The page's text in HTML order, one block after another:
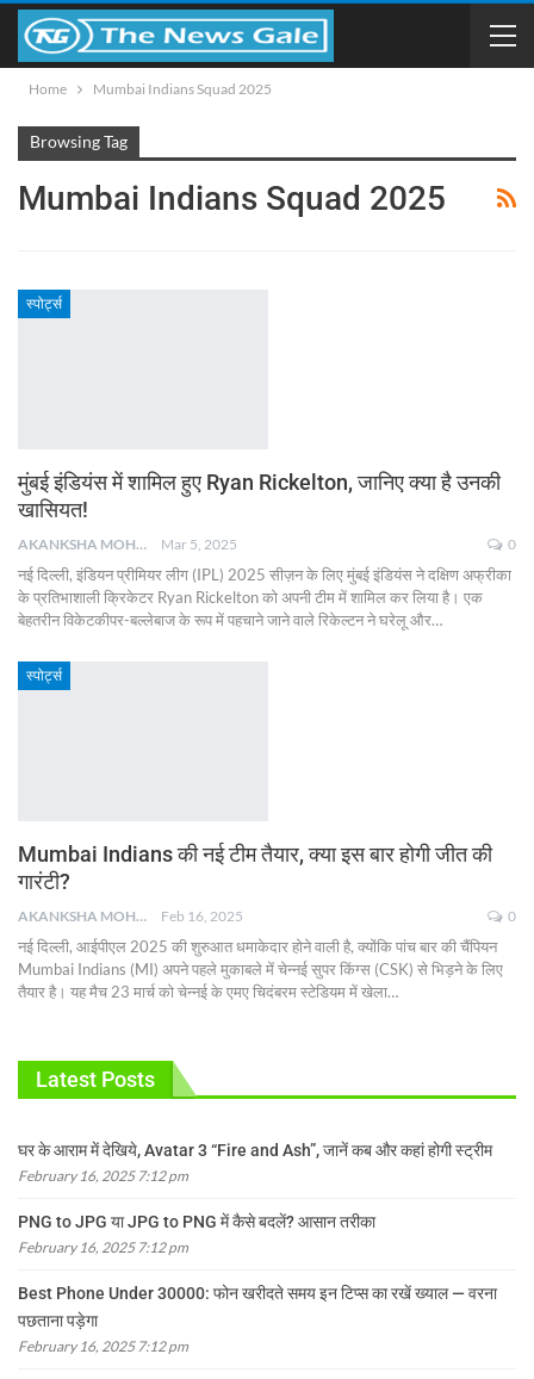
Home Mumbai Indians Squad 2025
Browsing Tag
Mumbai Indians Squad 2025
स्पोर्ट्स
मुंबई इंडियंस में शामिल हुए Ryan Rickelton, जानिए क्या है उनकी
खासियत!
AKANKSHA MOHAN Mar 5, 2025 0
नई दिल्ली, इंडियन प्रीमियर लीग (IPL) 2025 सीज़न के लिए मुंबई इंडियंस ने दक्षिण अफ्रीका
के प्रतिभाशाली क्रिकेटर Ryan Rickelton को अपनी टीम में शामिल कर लिया है। एक
बेहतरीन विकेटकीपर-बल्लेबाज के रूप में पहचाने जाने वाले रिकेल्टन ने घरेलू और…
स्पोर्ट्स
Mumbai Indians की नई टीम तैयार, क्या इस बार होगी जीत की
गारंटी?
AKANKSHA MOHAN Feb 16, 2025 0
नई दिल्ली, आईपीएल 2025 की शुरुआत धमाकेदार होने वाली है, क्योंकि पांच बार की चैंपियन
Mumbai Indians (MI) अपने पहले मुकाबले में चेन्नई सुपर किंग्स (CSK) से भिड़ने के लिए
तैयार है। यह मैच 23 मार्च को चेन्नई के एमए चिदंबरम स्टेडियम में खेला…
Latest Posts
घर के आराम में देखिये, Avatar 3 “Fire and Ash”, जानें कब और कहां होगी स्ट्रीम
February 16, 2025 7:12 pm
PNG to JPG या JPG to PNG में कैसे बदलें? आसान तरीका
February 16, 2025 7:12 pm
Best Phone Under 30000: फोन खरीदते समय इन टिप्स का रखें ख्याल — वरना
पछताना पड़ेगा
February 16, 2025 7:12 pm